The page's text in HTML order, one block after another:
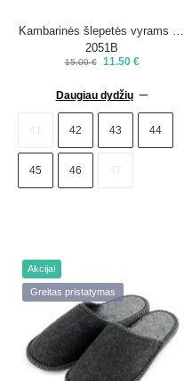
Kambarinės šlepetės vyrams M-
2051B
15.00€ 11.50 €
Daugiau dydžių
42 43 44
45 46
Akcija!
Greitas pristatymas